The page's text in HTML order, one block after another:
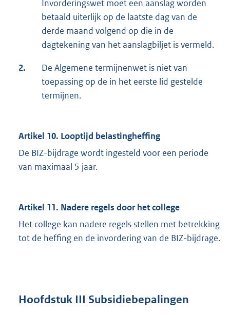
Invorderingswet moet een aanslag worden
betaald uiterlijk op de laatste dag van de
derde maand volgend op die in de
dagtekening van het aanslagbiljet is vermeld.
2.
De Algemene termijnenwet is niet van
toepassing op de in het eerste lid gestelde
termijnen.
Artikel 10. Looptijd belastingheffing
De BIZ-bijdrage wordt ingesteld voor een periode
van maximaal 5 jaar.
Artikel 11. Nadere regels door het college
Het college kan nadere regels stellen met betrekking
tot de heffing en de invordering van de BIZ-bijdrage.
Hoofdstuk III Subsidiebepalingen